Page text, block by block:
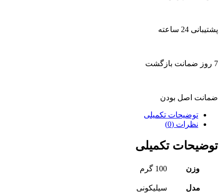
پشتیبانی 24 ساعته
7 روز ضمانت بازگشت
ضمانت اصل بودن
توضیحات تکمیلی
نظرات (0)
توضیحات تکمیلی
وزن 100 گرم
مدل سیلیکونی